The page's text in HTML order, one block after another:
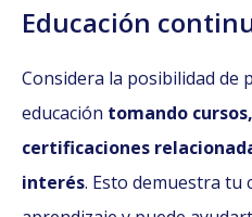
Educación
Considera la posibilidad de
educación tomando
certificaciones
interés. Esto demuestra tu